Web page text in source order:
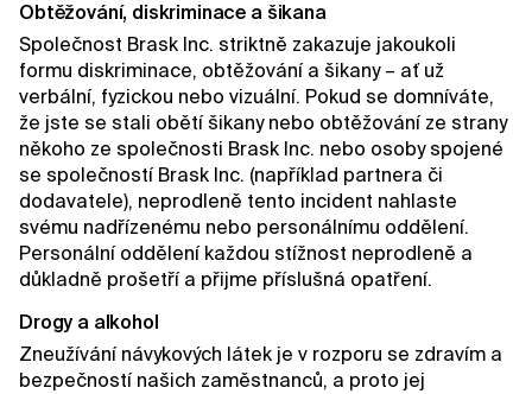
Obtěžování, diskriminace a šikana
Společnost Brask Inc. striktně zakazuje jakoukoli
formu diskriminace, obtěžování a šikany – ať už
verbální, fyzickou nebo vizuální. Pokud se domníváte,
že jste se stali obětí šikany nebo obtěžování ze strany
někoho ze společnosti Brask Inc. nebo osoby spojené
se společností Brask Inc. (například partnera či
dodavatele), neprodleně tento incident nahlaste
svému nadřízenému nebo personálnímu oddělení.
Personální oddělení každou stížnost neprodleně a
důkladně prošetří a přijme příslušná opatření.
Drogy a alkohol
Zneužívání návykových látek je v rozporu se zdravím a
bezpečností našich zaměstnanců, a proto jej